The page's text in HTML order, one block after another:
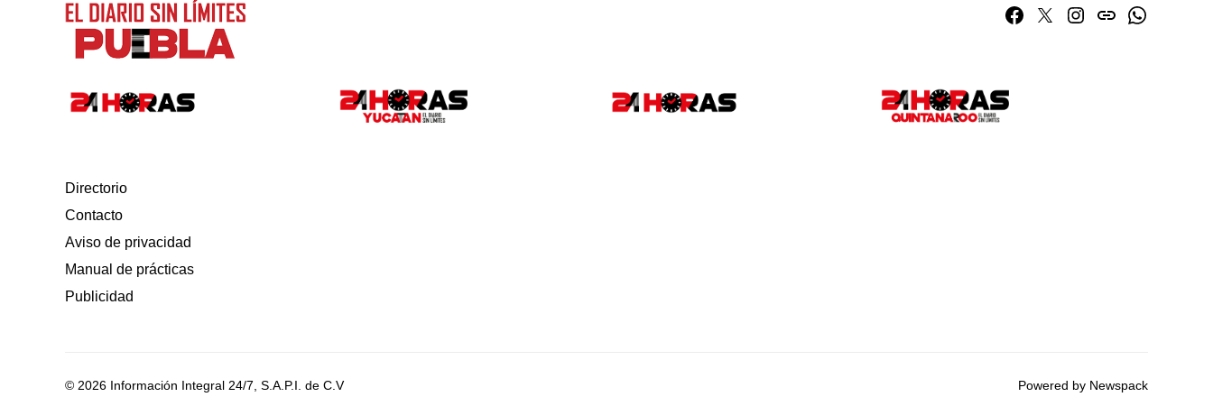
Facebook
TwitterInstagram
issuuWhatsapp
Directorio
Contacto
Aviso de privacidad
Manual de prácticas
Publicidad
© 2026 Información Integral 24/7, S.A.P.I. de C.V Powered by Newspack